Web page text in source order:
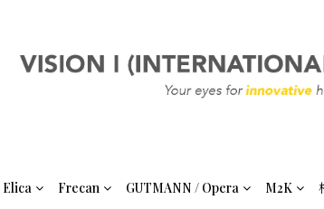
Elica Frecan GUTMANN / Opera M2K